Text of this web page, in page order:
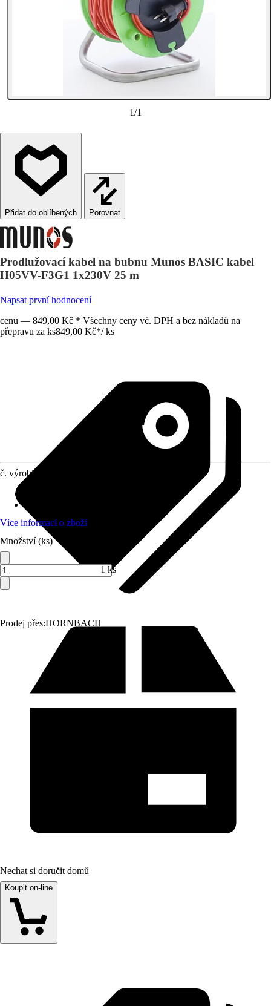
1/1
Porovnat
Prodlužovací kabel na bubnu Munos BASIC kabel
H05VV-F3G1 1x230V 25 m
Napsat první hodnocení
cenu — 849,00 Kč * Všechny ceny vč. DPH a bez nákladů na
přepravu za ks849,00 Kč*/ ks
Prodej přes:HORNBACH
č. výrobku
Více informací o zboží
Množství (ks)
1 ks
Nechat si doručit domů
Koupit on-line